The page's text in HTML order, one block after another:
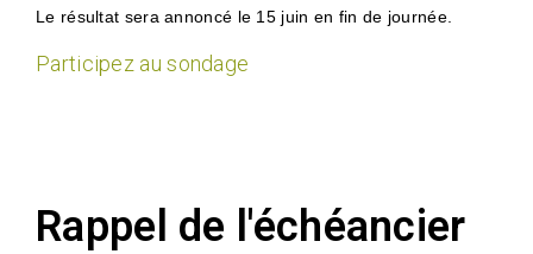
Le résultat sera annoncé le 15 juin en fin de journée.
Participez au sondage
Rappel de l'échéancier